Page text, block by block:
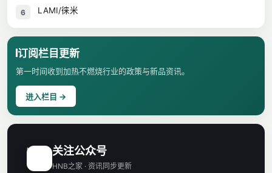
6 LAMI/徕米
订阅栏目更新
第一时间收到加热不燃烧行业的政策与新品资讯。
进入栏目 →
H 关注公众号
HNB之家 · 资讯同步更新